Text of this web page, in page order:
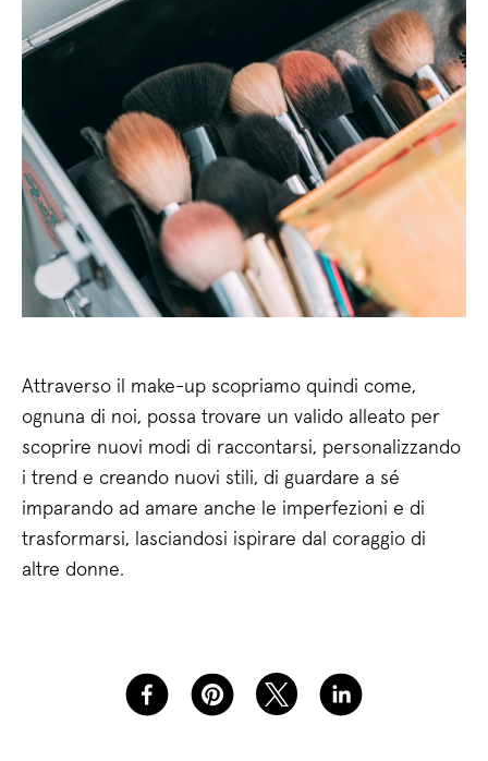
Attraverso il make-up scopriamo quindi come,
ognuna di noi, possa trovare un valido alleato per
scoprire nuovi modi di raccontarsi, personalizzando
i trend e creando nuovi stili, di guardare a sé
imparando ad amare anche le imperfezioni e di
trasformarsi, lasciandosi ispirare dal coraggio di
altre donne.